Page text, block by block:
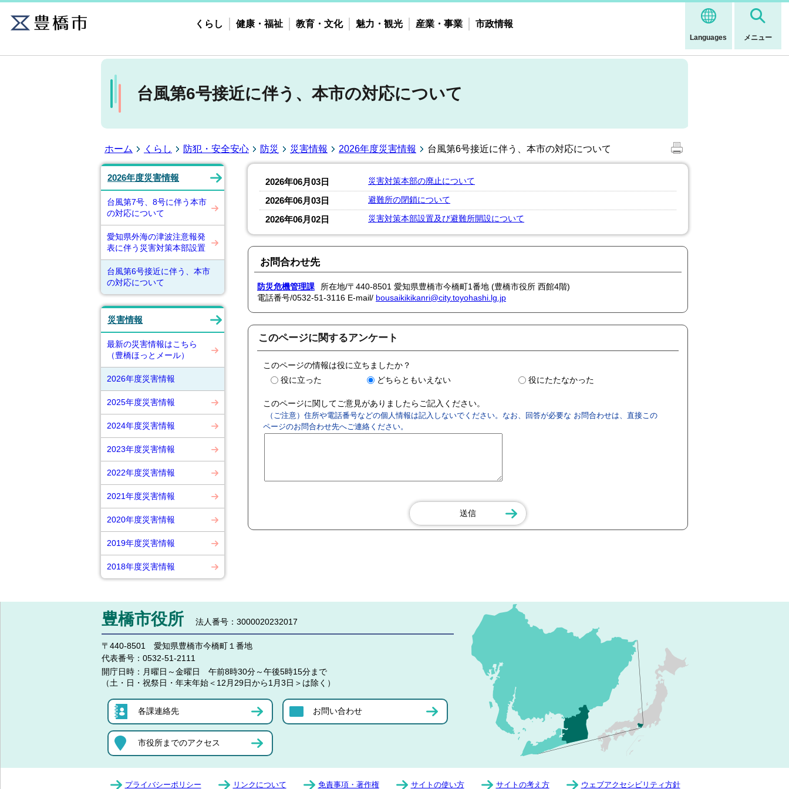
Languages メニュー
くらし 健康・福祉 教育・文化 魅力・観光 産業・事業 市政情報
台風第6号接近に伴う、本市の対応について
ホーム くらし 防犯・安全安心 防災 災害情報 2026年度災害情報 台風第6号接近に伴う、本市の対応について
2026年度災害情報
台風第7号、8号に伴う本市
の対応について
愛知県外海の津波注意報発
表に伴う災害対策本部設置
台風第6号接近に伴う、本市
の対応について
災害情報
最新の災害情報はこちら
（豊橋ほっとメール）
2026年度災害情報
2025年度災害情報
2024年度災害情報
2023年度災害情報
2022年度災害情報
2021年度災害情報
2020年度災害情報
2019年度災害情報
2018年度災害情報
2026年06月03日 災害対策本部の廃止について
2026年06月03日 避難所の閉鎖について
2026年06月02日 災害対策本部設置及び避難所開設について
お問合わせ先
防災危機管理課
所在地/〒440-8501 愛知県豊橋市今橋町1番地 (豊橋市役所 西館4階)
電話番号/0532-51-3116 E-mail/ bousaikikikanri@city.toyohashi.lg.jp
このページに関するアンケート
このページの情報は役に立ちましたか？
役に立った
どちらともいえない 役にたたなかった
このページに関してご意見がありましたらご記入ください。
（ご注意）住所や電話番号などの個人情報は記入しないでください。なお、回答が必要な お問合わせは、直接この
ページのお問合わせ先へご連絡ください。
豊橋市役所 法人番号：3000020232017
〒440-8501 愛知県豊橋市今橋町１番地
代表番号： 0532-51-2111
開庁日時： 月曜日～金曜日 午前8時30分～午後5時15分まで
（土・日・祝祭日・年末年始＜12月29日から1月3日＞は除く）
各課連絡先 お問い合わせ
市役所までのアクセス
プライバシーポリシー リンクについて 免責事項・著作権 サイトの使い方 サイトの考え方 ウェブアクセシビリティ方針